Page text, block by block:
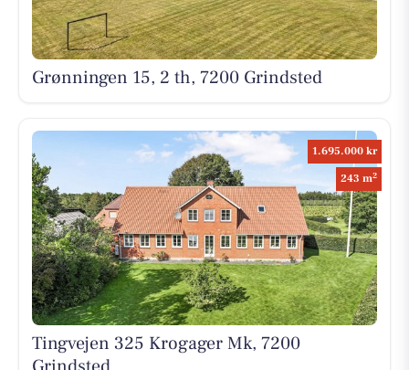
Grønningen 15, 2 th, 7200 Grindsted
1.695.000 kr
243 m2
Tingvejen 325 Krogager Mk, 7200